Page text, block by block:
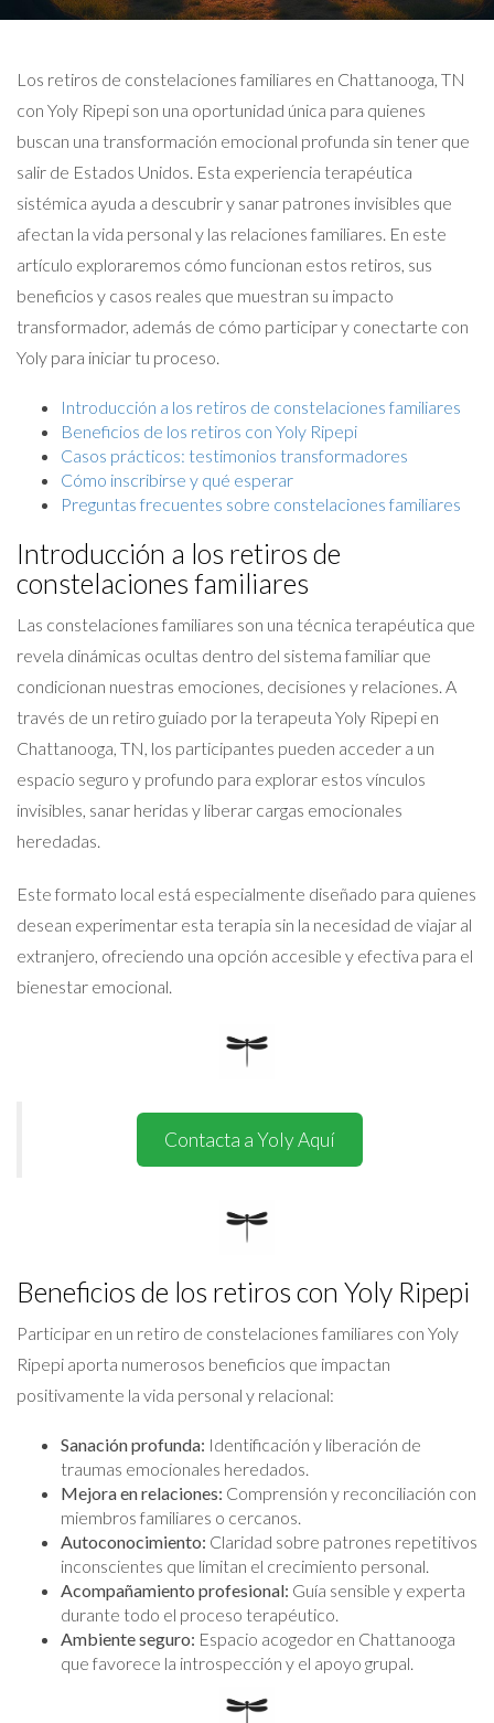
Los retiros de constelaciones familiares en Chattanooga, TN
con Yoly Ripepi son una oportunidad única para quienes
buscan una transformación emocional profunda sin tener que
salir de Estados Unidos. Esta experiencia terapéutica
sistémica ayuda a descubrir y sanar patrones invisibles que
afectan la vida personal y las relaciones familiares. En este
artículo exploraremos cómo funcionan estos retiros, sus
beneficios y casos reales que muestran su impacto
transformador, además de cómo participar y conectarte con
Yoly para iniciar tu proceso.
Introducción a los retiros de constelaciones familiares
Beneficios de los retiros con Yoly Ripepi
Casos prácticos: testimonios transformadores
Cómo inscribirse y qué esperar
Preguntas frecuentes sobre constelaciones familiares
Introducción a los retiros de
constelaciones familiares
Las constelaciones familiares son una técnica terapéutica que
revela dinámicas ocultas dentro del sistema familiar que
condicionan nuestras emociones, decisiones y relaciones. A
través de un retiro guiado por la terapeuta Yoly Ripepi en
Chattanooga, TN, los participantes pueden acceder a un
espacio seguro y profundo para explorar estos vínculos
invisibles, sanar heridas y liberar cargas emocionales
heredadas.
Este formato local está especialmente diseñado para quienes
desean experimentar esta terapia sin la necesidad de viajar al
extranjero, ofreciendo una opción accesible y efectiva para el
bienestar emocional.
Contacta a Yoly Aquí
Beneficios de los retiros con Yoly Ripepi
Participar en un retiro de constelaciones familiares con Yoly
Ripepi aporta numerosos beneficios que impactan
positivamente la vida personal y relacional:
Sanación profunda: Identificación y liberación de
traumas emocionales heredados.
Mejora en relaciones: Comprensión y reconciliación con
miembros familiares o cercanos.
Autoconocimiento: Claridad sobre patrones repetitivos
inconscientes que limitan el crecimiento personal.
Acompañamiento profesional: Guía sensible y experta
durante todo el proceso terapéutico.
Ambiente seguro: Espacio acogedor en Chattanooga
que favorece la introspección y el apoyo grupal.